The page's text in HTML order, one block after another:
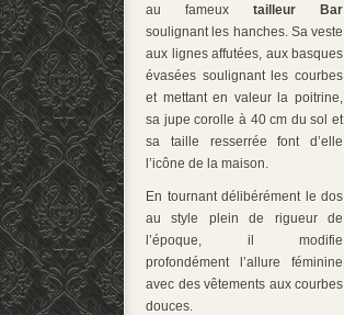
au fameux tailleur Bar
soulignant les hanches. Sa veste
aux lignes affutées, aux basques
évasées soulignant les courbes
et mettant en valeur la poitrine,
sa jupe corolle à 40 cm du sol et
sa taille resserrée font d’elle
l’icône de la maison.
En tournant délibérément le dos
au style plein de rigueur de
l’époque, il modifie
profondément l’allure féminine
avec des vêtements aux courbes
douces.